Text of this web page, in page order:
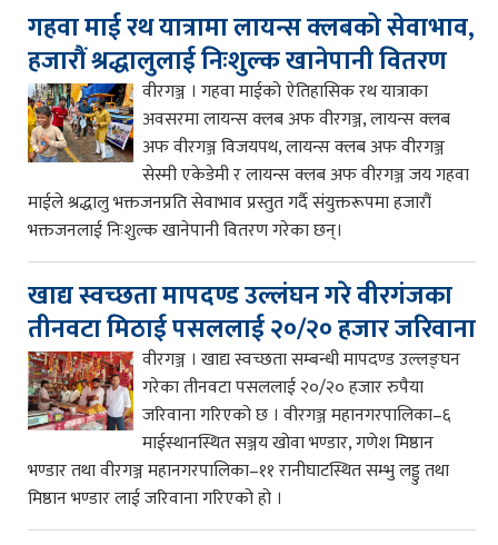
गहवा माई रथ यात्रामा लायन्स क्लबको सेवाभाव,
हजारौं श्रद्धालुलाई निःशुल्क खानेपानी वितरण
वीरगञ्ज । गहवा माईको ऐतिहासिक रथ यात्राका
अवसरमा लायन्स क्लब अफ वीरगञ्ज, लायन्स क्लब
अफ वीरगञ्ज विजयपथ, लायन्स क्लब अफ वीरगञ्ज
सेस्मी एकेडेमी र लायन्स क्लब अफ वीरगञ्ज जय गहवा
माईले श्रद्धालु भक्तजनप्रति सेवाभाव प्रस्तुत गर्दै संयुक्तरूपमा हजारौं
भक्तजनलाई निःशुल्क खानेपानी वितरण गरेका छन्।
खाद्य स्वच्छता मापदण्ड उल्लंघन गरे वीरगंजका
तीनवटा मिठाई पसललाई २०/२० हजार जरिवाना
वीरगञ्ज । खाद्य स्वच्छता सम्बन्धी मापदण्ड उल्लङ्घन
गरेका तीनवटा पसललाई २०/२० हजार रुपैया
जरिवाना गरिएको छ । वीरगञ्ज महानगरपालिका–६
माईस्थानस्थित सञ्जय खोवा भण्डार, गणेश मिष्ठान
भण्डार तथा वीरगञ्ज महानगरपालिका–११ रानीघाटस्थित सम्भु लड्डु तथा
मिष्ठान भण्डार लाई जरिवाना गरिएको हो ।